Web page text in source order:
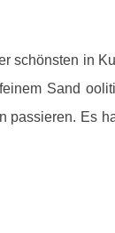
schönsten in
Sand
Es